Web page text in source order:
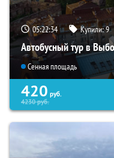
05:22:32 Купили:9
Автобусный тур в
Сенная площадь
420 руб.
4230руб.